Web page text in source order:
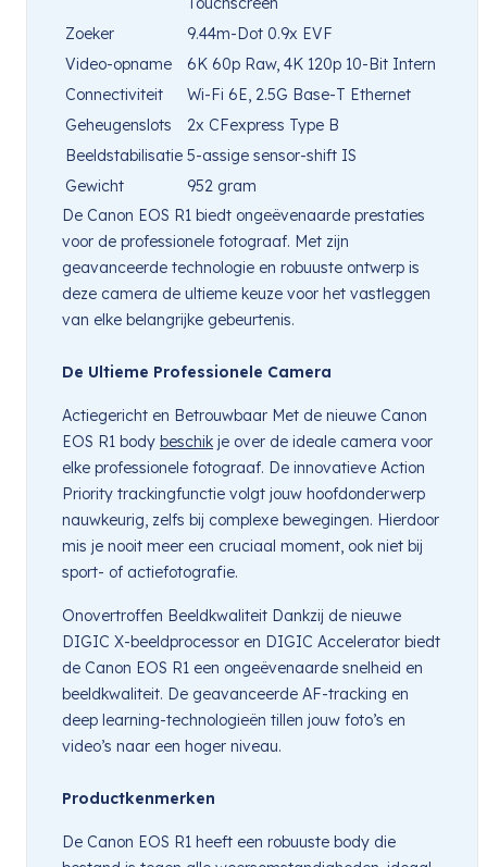
Zoeker
9.44m-Dot 0.9x EVF
Video-opname
6K 60p Raw, 4K 120p 10-Bit Intern
Connectiviteit
Wi-Fi 6E, 2.5G Base-T Ethernet
Geheugenslots
2x CFexpress Type B
Beeldstabilisatie 5-assige sensor-shift IS
Gewicht
952 gram
De Canon EOS R1 biedt ongeëvenaarde prestaties
voor de professionele fotograaf. Met zijn
geavanceerde technologie en robuuste ontwerp is
deze camera de ultieme keuze voor het vastleggen
van elke belangrijke gebeurtenis.
De Ultieme Professionele Camera
Actiegericht en Betrouwbaar Met de nieuwe Canon
EOS R1 body beschik je over de ideale camera voor
elke professionele fotograaf. De innovatieve Action
Priority trackingfunctie volgt jouw hoofdonderwerp
nauwkeurig, zelfs bij complexe bewegingen. Hierdoor
mis je nooit meer een cruciaal moment, ook niet bij
sport- of actiefotografie.
Onovertroffen Beeldkwaliteit Dankzij de nieuwe
DIGIC X-beeldprocessor en DIGIC Accelerator biedt
de Canon EOS R1 een ongeëvenaarde snelheid en
beeldkwaliteit. De geavanceerde AF-tracking en
deep learning-technologieën tillen jouw foto’s en
video’s naar een hoger niveau.
Productkenmerken
De Canon EOS R1 heeft een robuuste body die